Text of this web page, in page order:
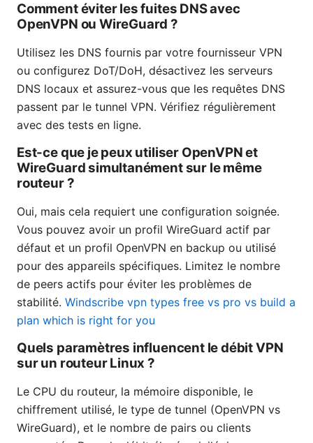
Comment éviter les fuites DNS avec
OpenVPN ou WireGuard ?
Utilisez les DNS fournis par votre fournisseur VPN
ou configurez DoT/DoH, désactivez les serveurs
DNS locaux et assurez-vous que les requêtes DNS
passent par le tunnel VPN. Vérifiez régulièrement
avec des tests en ligne.
Est-ce que je peux utiliser OpenVPN et
WireGuard simultanément sur le même
routeur ?
Oui, mais cela requiert une configuration soignée.
Vous pouvez avoir un profil WireGuard actif par
défaut et un profil OpenVPN en backup ou utilisé
pour des appareils spécifiques. Limitez le nombre
de peers actifs pour éviter les problèmes de
stabilité. Windscribe vpn types free vs pro vs build a
plan which is right for you
Quels paramètres influencent le débit VPN
sur un routeur Linux ?
Le CPU du routeur, la mémoire disponible, le
chiffrement utilisé, le type de tunnel (OpenVPN vs
WireGuard), et le nombre de pairs ou clients